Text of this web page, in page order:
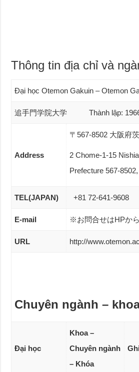
Thông tin địa chỉ và
Đại học Otemon Gakuin – Otemon
追手門学院大学 Thành lập:
Address
〒567-8502 大阪府
2 Chome-1-15
Prefecture 567-
TEL(JAPAN) +81 72-641-9608
E-mail ※お問合せはHPから
URL http://
Chuyên ngành –
Đại học
Khoa –
Chuyên ngành
– Khóa